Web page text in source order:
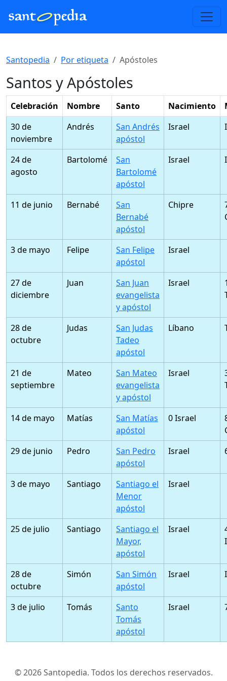
Santopedia Por etiqueta Apóstoles
Santos y Apóstoles
Celebración Nombre Santo Nacimiento
30 de
noviembre
Andrés
San Andrés
apóstol
Israel
24 de
agosto
Bartolomé
San
Bartolomé
apóstol
Israel
11 de junio Bernabé
San
Bernabé
apóstol
Chipre
3 de mayo Felipe
San Felipe
apóstol
Israel
27 de
diciembre
Juan
San Juan
evangelista
y apóstol
Israel
28 de
octubre
Judas
San Judas
Tadeo
apóstol
Líbano
21 de
septiembre
Mateo
San Mateo
evangelista
y apóstol
Israel
14 de mayo Matías
San Matías
apóstol
0 Israel
29 de junio
Pedro
San Pedro
apóstol
Israel
3 de mayo Santiago
Santiago el
Menor
apóstol
Israel
25 de julio Santiago
Santiago el
Mayor,
apóstol
Israel
28 de
octubre
Simón
San Simón
apóstol
Israel
3 de julio Tomás
Santo
Tomás
apóstol
Israel
© 2026 Santopedia. Todos los derechos reservados.